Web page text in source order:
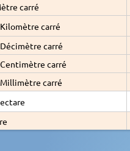
carré
Kilomètre carré
Décimètre carré
Centimètre carré
Millimètre carré